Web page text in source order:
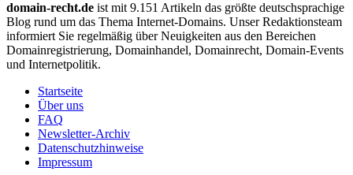
domain-recht.de ist mit 9.151 Artikeln das größte deutschsprachige
Blog rund um das Thema Internet-Domains. Unser Redaktionsteam
informiert Sie regelmäßig über Neuigkeiten aus den Bereichen
Domainregistrierung, Domainhandel, Domainrecht, Domain-Events
und Internetpolitik.
Startseite
Über uns
FAQ
Newsletter-Archiv
Datenschutzhinweise
Impressum